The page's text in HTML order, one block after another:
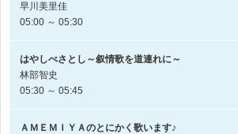
早川美里佳
05:00 ～ 05:30
はやしべさとし～叙情歌を道連れに～
林部智史
05:30 ～ 05:45
ＡＭＥＭＩＹＡのとにかく歌います♪